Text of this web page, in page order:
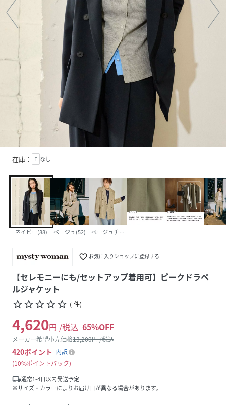
在庫： F なし
ネイビー(88) ベージュ(52) ベージュチェック(53)
favorite_border お気に入りショップに登録する
【セレモニーにも/セットアップ着用可】ピークドラペ
ルジャケット
star_borderstar_borderstar_borderstar_borderstar_border (-件)
4,620円 /税込 65%OFF
メーカー希望小売価格13,200円 /税込
420ポイント 内訳
10%ポイントバック
local_shipping通常1-4日以内発送予定
※サイズ・カラーによりお届け日が異なる場合があります。